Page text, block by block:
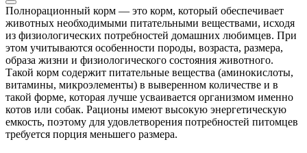
Полнорационный корм — это корм, который обеспечивает
животных необходимыми питательными веществами, исходя
из физиологических потребностей домашних любимцев. При
этом учитываются особенности породы, возраста, размера,
образа жизни и физиологического состояния животного.
Такой корм содержит питательные вещества (аминокислоты,
витамины, микроэлементы) в выверенном количестве и в
такой форме, которая лучше усваивается организмом именно
котов или собак. Рационы имеют высокую энергетическую
емкость, поэтому для удовлетворения потребностей питомцев
требуется порция меньшего размера.